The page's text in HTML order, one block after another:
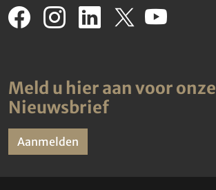
Meld u hier aan voor onze
Nieuwsbrief
Aanmelden